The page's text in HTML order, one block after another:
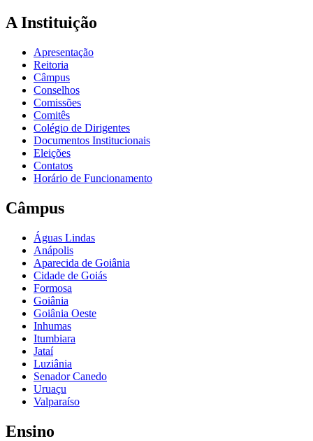
A Instituição
Apresentação
Reitoria
Câmpus
Conselhos
Comissões
Comitês
Colégio de Dirigentes
Documentos Institucionais
Eleições
Contatos
Horário de Funcionamento
Câmpus
Águas Lindas
Anápolis
Aparecida de Goiânia
Cidade de Goiás
Formosa
Goiânia
Goiânia Oeste
Inhumas
Itumbiara
Jataí
Luziânia
Senador Canedo
Uruaçu
Valparaíso
Ensino